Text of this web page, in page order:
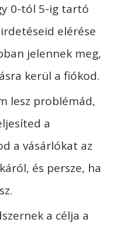
0-tól 5-ig tartó
elérése
jelennek meg,
kerül a fiókod.
lesz problémád,
a
a vásárlókat az
és persze, ha
a célja a